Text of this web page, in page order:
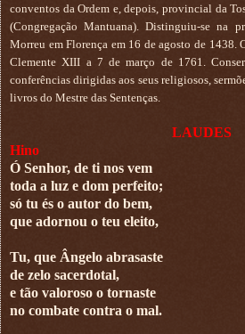
conventos da Ordem e, depois, provincial da
(Congregação Mantuana). Distinguiu-se na
Morreu em Florença em 16 de agosto de
Clemente XIII a 7 de março de 1761.
conferências dirigidas aos seus religiosos,
livros do Mestre das Sentenças.
LAUDES
Hino
Ó Senhor, de ti nos vem
toda a luz e dom perfeito;
só tu és o autor do bem,
que adornou o teu eleito,
Tu, que Ângelo abrasaste
de zelo sacerdotal,
e tão valoroso o tornaste
no combate contra o mal.